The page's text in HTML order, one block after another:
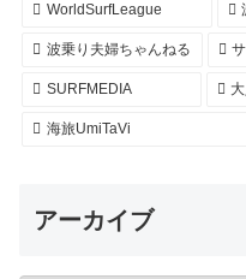
WorldSurfLeague
波乗り夫婦ちゃんねる
SURFMEDIA
海旅UmiTaVi
アーカイブ